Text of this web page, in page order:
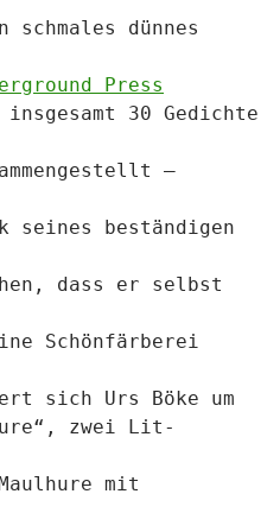
dünnes
Press
30 Gedichte
–
seines beständigen
dass er selbst
Schönfärberei
sich Urs Böke um
zwei Lit-
mit